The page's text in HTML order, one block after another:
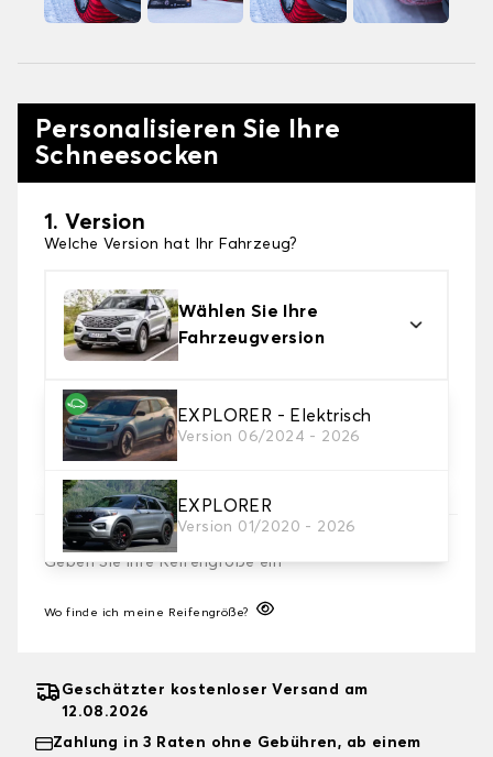
Personalisieren Sie Ihre
Schneesocken
1. Version
Welche Version hat Ihr Fahrzeug?
Wählen Sie Ihre
Fahrzeugversion
EXPLORER - Elektrisch
Version 06/2024 - 2026
EXPLORER
Version 01/2020 - 2026
2. Finishing Schneesocke
Wählen Sie die passenden Schneesocken für Ihre
Bedürfnisse.
3. Dimensionen
Geben Sie Ihre Reifengröße ein
Wo finde ich meine Reifengröße?
Geschätzter kostenloser Versand am
12.08.2026
Zahlung in 3 Raten ohne Gebühren, ab einem